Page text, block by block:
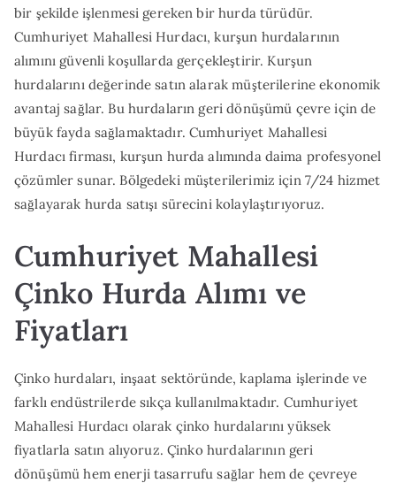
bir şekilde işlenmesi gereken bir hurda türüdür.
Cumhuriyet Mahallesi Hurdacı, kurşun hurdalarının
alımını güvenli koşullarda gerçekleştirir. Kurşun
hurdalarını değerinde satın alarak müşterilerine ekonomik
avantaj sağlar. Bu hurdaların geri dönüşümü çevre için de
büyük fayda sağlamaktadır. Cumhuriyet Mahallesi
Hurdacı firması, kurşun hurda alımında daima profesyonel
çözümler sunar. Bölgedeki müşterilerimiz için 7/24 hizmet
sağlayarak hurda satışı sürecini kolaylaştırıyoruz.
Cumhuriyet Mahallesi
Çinko Hurda Alımı ve
Fiyatları
Çinko hurdaları, inşaat sektöründe, kaplama işlerinde ve
farklı endüstrilerde sıkça kullanılmaktadır. Cumhuriyet
Mahallesi Hurdacı olarak çinko hurdalarını yüksek
fiyatlarla satın alıyoruz. Çinko hurdalarının geri
dönüşümü hem enerji tasarrufu sağlar hem de çevreye